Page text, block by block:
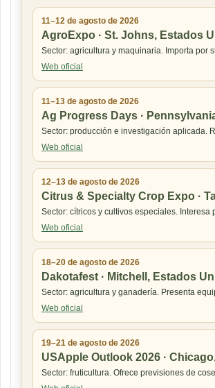
11–12 de agosto de 2026
AgroExpo · St. Johns, Estados
Sector: agricultura y maquinaria. Importa por
Web oficial
11–13 de agosto de 2026
Ag Progress Days ·
Sector: producción e investigación aplicada.
Web oficial
12–13 de agosto de 2026
Citrus & Specialty Crop Expo ·
Sector: cítricos y cultivos especiales.
Web oficial
18–20 de agosto de 2026
Dakotafest · Mitchell, Estados
Sector: agricultura y ganadería. Presenta
Web oficial
19–21 de agosto de 2026
USApple Outlook 2026 ·
Sector: fruticultura. Ofrece previsiones de